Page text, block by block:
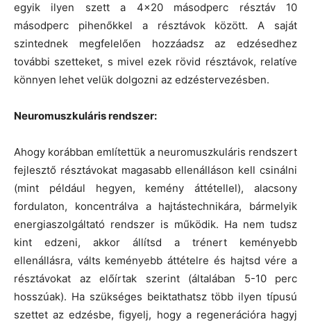
egyik ilyen szett a 4×20 másodperc résztáv 10
másodperc pihenőkkel a résztávok között. A saját
szintednek megfelelően hozzáadsz az edzésedhez
további szetteket, s mivel ezek rövid résztávok, relatíve
könnyen lehet velük dolgozni az edzéstervezésben.
Neuromuszkuláris rendszer:
Ahogy korábban említettük a neuromuszkuláris rendszert
fejlesztő résztávokat magasabb ellenálláson kell csinálni
(mint például hegyen, kemény áttétellel), alacsony
fordulaton, koncentrálva a hajtástechnikára, bármelyik
energiaszolgáltató rendszer is működik. Ha nem tudsz
kint edzeni, akkor állítsd a trénert keményebb
ellenállásra, válts keményebb áttételre és hajtsd vére a
résztávokat az előírtak szerint (általában 5-10 perc
hosszúak). Ha szükséges beiktathatsz több ilyen típusú
szettet az edzésbe, figyelj, hogy a regenerációra hagyj